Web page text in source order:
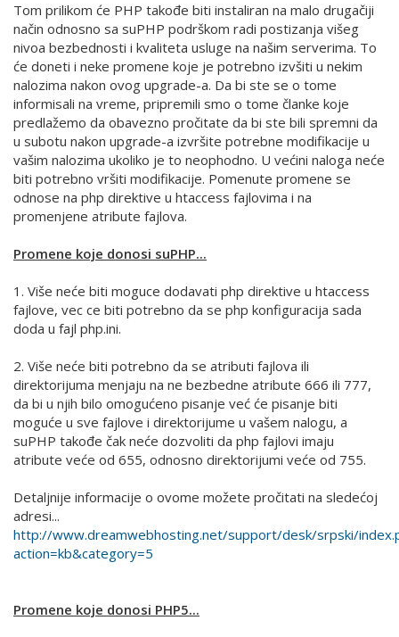
Tom prilikom će PHP takođe biti instaliran na malo drugačiji
način odnosno sa suPHP podrškom radi postizanja višeg
nivoa bezbednosti i kvaliteta usluge na našim serverima. To
će doneti i neke promene koje je potrebno izvšiti u nekim
nalozima nakon ovog upgrade-a. Da bi ste se o tome
informisali na vreme, pripremili smo o tome članke koje
predlažemo da obavezno pročitate da bi ste bili spremni da
u subotu nakon upgrade-a izvršite potrebne modifikacije u
vašim nalozima ukoliko je to neophodno. U većini naloga neće
biti potrebno vršiti modifikacije. Pomenute promene se
odnose na php direktive u htaccess fajlovima i na
promenjene atribute fajlova.
Promene koje donosi suPHP...
1. Više neće biti moguce dodavati php direktive u htaccess
fajlove, vec ce biti potrebno da se php konfiguracija sada
doda u fajl php.ini.
2. Više neće biti potrebno da se atributi fajlova ili
direktorijuma menjaju na ne bezbedne atribute 666 ili 777,
da bi u njih bilo omogućeno pisanje već će pisanje biti
moguće u sve fajlove i direktorijume u vašem nalogu, a
suPHP takođe čak neće dozvoliti da php fajlovi imaju
atribute veće od 655, odnosno direktorijumi veće od 755.
Detaljnije informacije o ovome možete pročitati na sledećoj
adresi...
http://www.dreamwebhosting.net/support/desk/srpski/
action=kb&category=5
Promene koje donosi PHP5...